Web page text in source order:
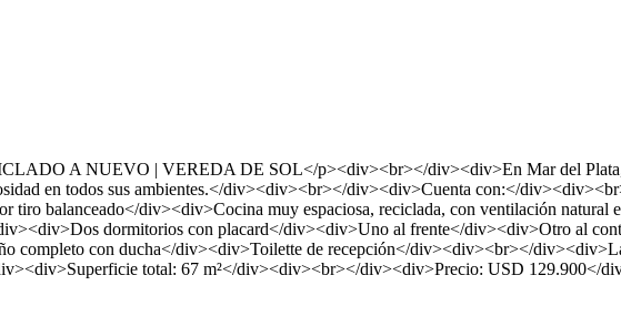
A NUEVO | VEREDA DE SOL</p><div><br></div><div>En Mar del Plata,
en todos sus ambientes.</div><div><br></div><div>Cuenta con:</
tiro balanceado</div><div>Cocina muy espaciosa, reciclada, con ventilación
dormitorios con placard</div><div>Uno al frente</div><div>Otro al
con ducha</div><div>Toilette de recepción</div><div><br></div><div>La
total: 67 m²</div><div><br></div><div>Precio: USD 129.900</